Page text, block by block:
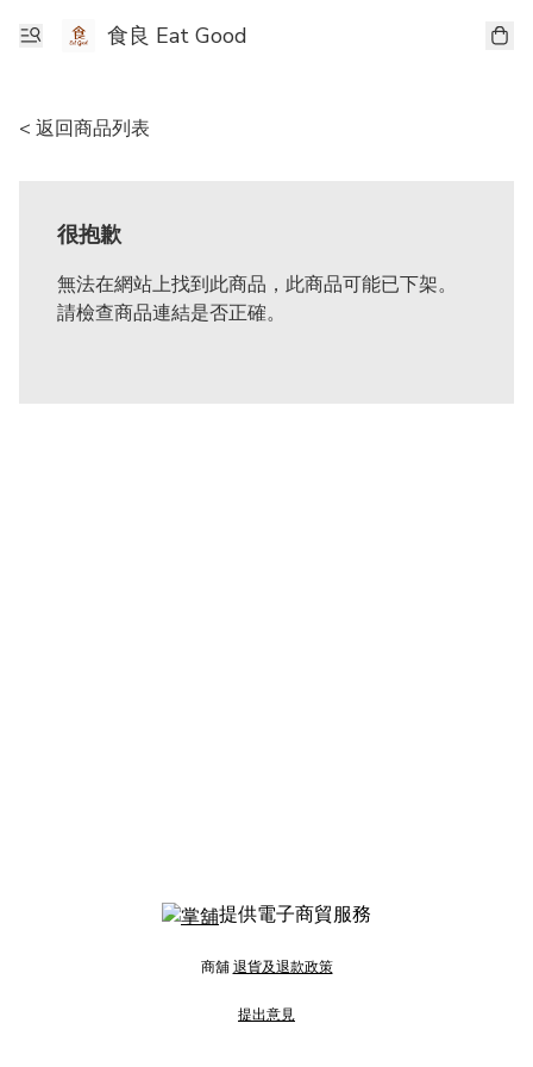
食良 Eat Good
< 返回商品列表
很抱歉
無法在網站上找到此商品，此商品可能已下架。
請檢查商品連結是否正確。
提供電子商貿服務
商舖退貨及退款政策
提出意見